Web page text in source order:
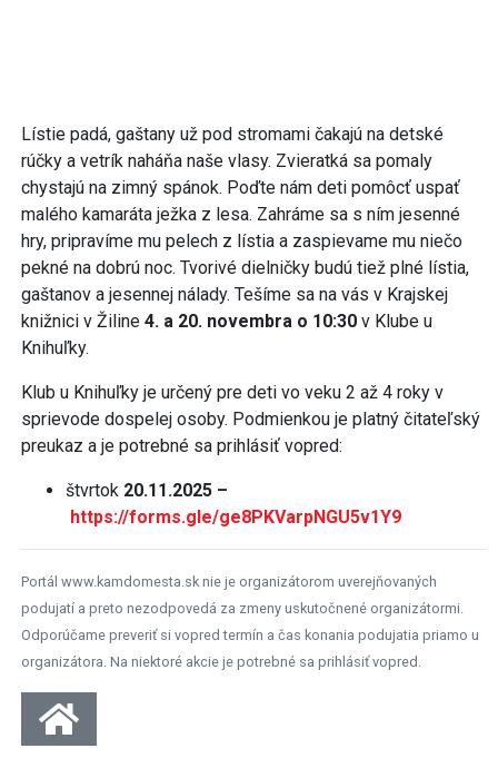
Lístie padá, gaštany už pod stromami čakajú na detské
rúčky a vetrík naháňa naše vlasy. Zvieratká sa pomaly
chystajú na zimný spánok. Poďte nám deti pomôcť uspať
malého kamaráta ježka z lesa. Zahráme sa s ním jesenné
hry, pripravíme mu pelech z lístia a zaspievame mu niečo
pekné na dobrú noc. Tvorivé dielničky budú tiež plné lístia,
gaštanov a jesennej nálady. Tešíme sa na vás v Krajskej
knižnici v Žiline 4. a 20. novembra o 10:30 v Klube u
Knihuľky.
Klub u Knihuľky je určený pre deti vo veku 2 až 4 roky v
sprievode dospelej osoby. Podmienkou je platný čitateľský
preukaz a je potrebné sa prihlásiť vopred:
štvrtok 20.11.2025 –
https://forms.gle/ge8PKVarpNGU5v1Y9
Portál www.kamdomesta.sk nie je organizátorom uverejňovaných
podujatí a preto nezodpovedá za zmeny uskutočnené organizátormi.
Odporúčame preveriť si vopred termín a čas konania podujatia priamo u
organizátora. Na niektoré akcie je potrebné sa prihlásiť vopred.